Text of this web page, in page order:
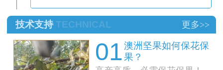
技术支持TECHNICAL 更多>>
01 澳洲坚果如何保花保
果？